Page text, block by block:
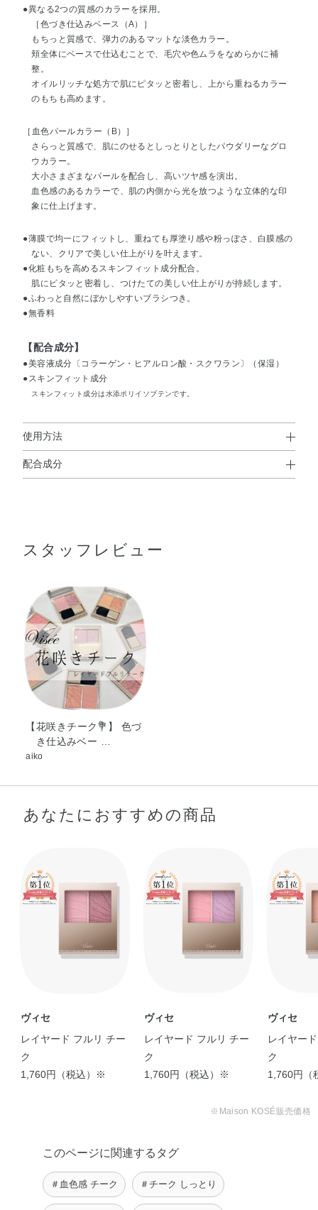
●異なる2つの質感のカラーを採用。
［色づき仕込みベース（A）］
もちっと質感で、弾力のあるマットな淡色カラー。
頬全体にベースで仕込むことで、毛穴や色ムラをなめらかに補
整。
オイルリッチな処方で肌にピタッと密着し、上から重ねるカラー
のもちも高めます。
［血色パールカラー（B）］
さらっと質感で、肌にのせるとしっとりとしたパウダリーなグロ
ウカラー。
大小さまざまなパールを配合し、高いツヤ感を演出。
血色感のあるカラーで、肌の内側から光を放つような立体的な印
象に仕上げます。
●薄膜で均一にフィットし、重ねても厚塗り感や粉っぽさ、白膜感の
ない、クリアで美しい仕上がりを叶えます。
●化粧もちを高めるスキンフィット成分配合。
肌にピタッと密着し、つけたての美しい仕上がりが持続します。
●ふわっと自然にぼかしやすいブラシつき。
●無香料
【配合成分】
●美容液成分〔コラーゲン・ヒアルロン酸・スクワラン〕（保湿）
●スキンフィット成分
スキンフィット成分は水添ポリイソブテンです。
使用方法
使用方法
ねてください。
表面を一方向に軽くすべらせるようにやさしくおとりください。
配合成分
チコン／ビニルジメチコン）クロスポリマー・タルク・デ
ーゲン・DPG・（PEG－15／ラウリルジメチコン）クロス
ポリマー・（ビニルジメチコン／ラウリルジメチコン）ク
ロスポリマー・アミノプロピルトリエトキシシラン・アモ
ジメチコン・イソドデカン・エチルセルロース・エチルヘ
キサン酸セチル・オクチルドデカノール・クエン酸Na・ジ
メチコノール・スクワラン・テトラエチルヘキサン酸ペン
タエリスリチル・トリエチルヘキサノイン・ハイドロゲン
ジメチコン・合成ワックス・酸化スズ・水・水酸化Al・フ
ェノキシエタノール・グンジョウ・マイカ・酸化チタン・
酸化亜鉛・酸化鉄・赤226
スタッフレビュー
【花咲きチーク💐】 色づ
き仕込みベー …
aiko
あなたにおすすめの商品
ヴィセ
レイヤード フルリ チー
ク
1,760円（税込）※
ヴィセ
レイヤード フルリ チー
ク
1,760円（税込）※
ヴィセ
レイヤー
ク
1,760円（
※Maison KOSÉ販売価格
このページに関連するタグ
＃血色感 チーク ＃チーク しっとり